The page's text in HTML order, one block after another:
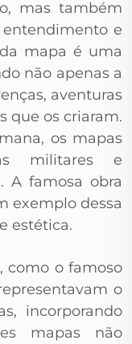
mas também
e
mapa é uma
não apenas a
aventuras
que os criaram.
os mapas
militares e
A famosa obra
exemplo dessa
estética.
como o famoso
o
incorporando
mapas não